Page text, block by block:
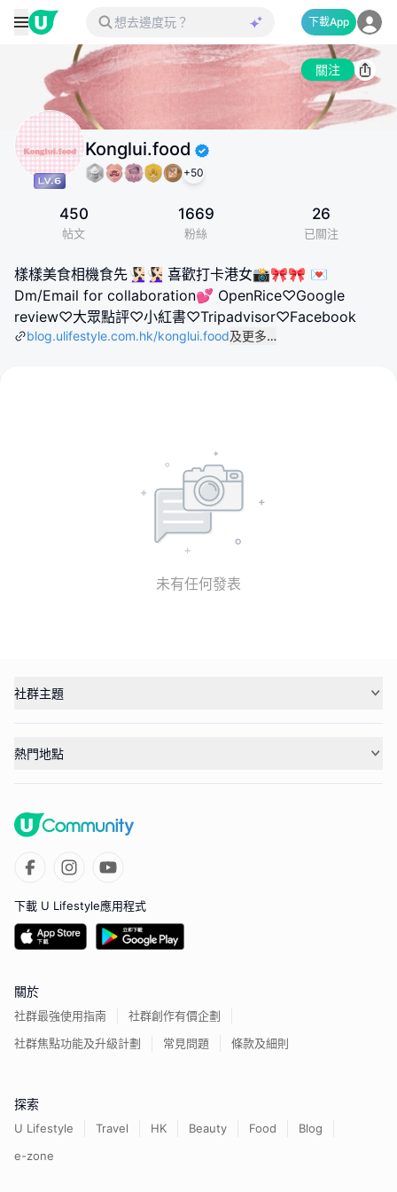
下載App
關注
Konglui.food
+50
450
帖文
1669
粉絲
26
已關注
樣樣美食相機食先🧏🏻‍♀️🧏🏻‍♀️ 喜歡打卡港女📸🎀🎀 💌
Dm/Email for collaboration💕 OpenRice♡Google
review♡大眾點評♡小紅書♡Tripadvisor♡Facebook
blog.ulifestyle.com.hk/konglui.food及更多…
未有任何發表
社群主題
熱門地點
下載 U Lifestyle應用程式
關於
社群最強使用指南
社群創作有價企劃
社群焦點功能及升級計劃
常見問題 條款及細則
探索
U Lifestyle Travel HK Beauty Food
Blog
e-zone